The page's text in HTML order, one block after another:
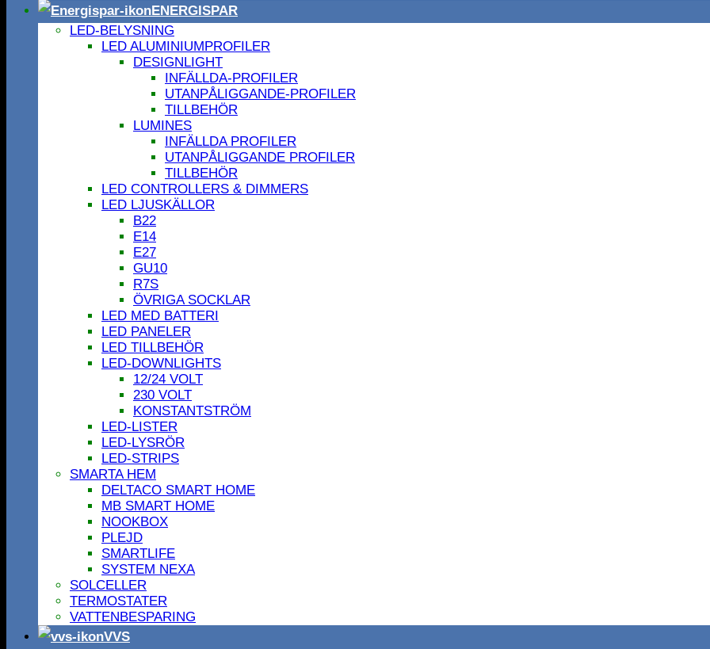
ENERGISPAR
LED-BELYSNING
LED ALUMINIUMPROFILER
DESIGNLIGHT
INFÄLLDA-PROFILER
UTANPÅLIGGANDE-PROFILER
TILLBEHÖR
LUMINES
INFÄLLDA PROFILER
UTANPÅLIGGANDE PROFILER
TILLBEHÖR
LED CONTROLLERS & DIMMERS
LED LJUSKÄLLOR
B22
E14
E27
GU10
R7S
ÖVRIGA SOCKLAR
LED MED BATTERI
LED PANELER
LED TILLBEHÖR
LED-DOWNLIGHTS
12/24 VOLT
230 VOLT
KONSTANTSTRÖM
LED-LISTER
LED-LYSRÖR
LED-STRIPS
SMARTA HEM
DELTACO SMART HOME
MB SMART HOME
NOOKBOX
PLEJD
SMARTLIFE
SYSTEM NEXA
SOLCELLER
TERMOSTATER
VATTENBESPARING
VVS